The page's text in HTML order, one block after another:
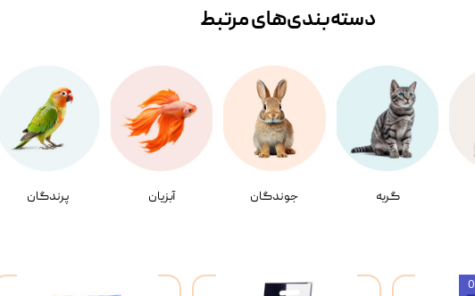
گربه جوندگان آبزیان پرندگان
دسته‌بندی‌‌های مرتبط